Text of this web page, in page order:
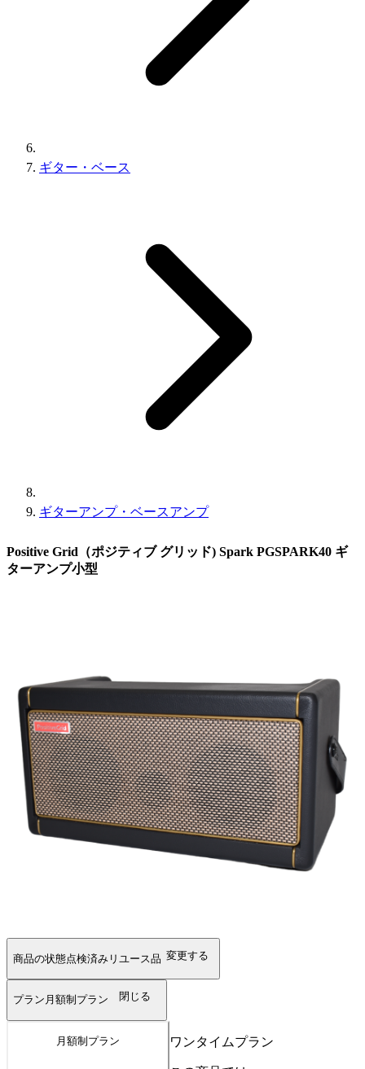
ギター・ベース
ギターアンプ・ベースアンプ
Positive Grid（ポジティブ グリッド) Spark PGSPARK40 ギ
ターアンプ小型
商品の状態点検済みリユース品 変更する
プラン 月額制プラン 閉じる
月額制プラン ワンタイムプラン